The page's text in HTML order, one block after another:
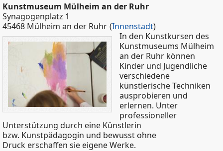
Kunstmuseum Mülheim an der Ruhr
Synagogenplatz 1
45468 Mülheim an der Ruhr (Innenstadt)
In den Kunstkursen des
Kunstmuseums Mülheim
an der Ruhr können
Kinder und Jugendliche
verschiedene
künstlerische Techniken
ausprobieren und
erlernen. Unter
professioneller
Unterstützung durch eine Künstlerin
bzw. Kunstpädagogin und bewusst ohne
Druck erschaffen sie eigene Werke.